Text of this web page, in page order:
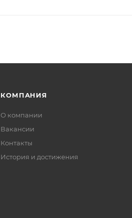
КОМПАНИЯ
О компании
Вакансии
Контакты
История и достижения